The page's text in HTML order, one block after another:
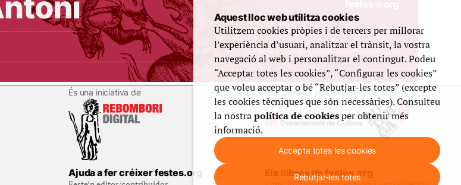
És una iniciativa de Que compta amb el suport de
Ajuda a fer créixer festes.org Els llibres de festes.org
Aquest lloc web utilitza cookies
Utilitzem cookies pròpies i de tercers per millorar
l’experiència d’usuari, analitzar el trànsit, la vostra
navegació al web i personalitzar el contingut. Podeu
“Acceptar totes les cookies”, “Configurar les cookies”
que voleu acceptar o bé “Rebutjar-les totes” (excepte
les cookies tècniques que són necessàries). Consulteu
la nostrapolítica de cookiesper obtenir més
informació.
Accepta totes les cookies
Rebutjar-les totes